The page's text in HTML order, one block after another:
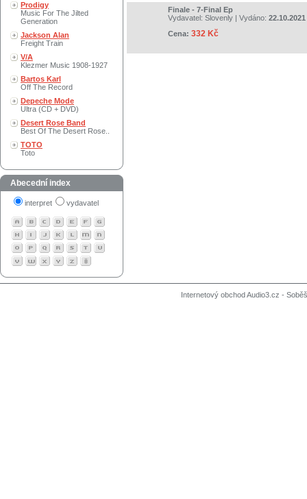
Prodigy
Music For The Jilted
Generation
Jackson Alan
Freight Train
V/A
Klezmer Music 1908-1927
Bartos Karl
Off The Record
Depeche Mode
Ultra (CD + DVD)
Desert Rose Band
Best Of The Desert Rose..
TOTO
Toto
Abecední index
interpret vydavatel
Finale - 7-Final Ep
Vydavatel: Slovenly | Vydáno: 22.10.2021
Cena: 332 Kč
Internetový obchod Audio3.cz -